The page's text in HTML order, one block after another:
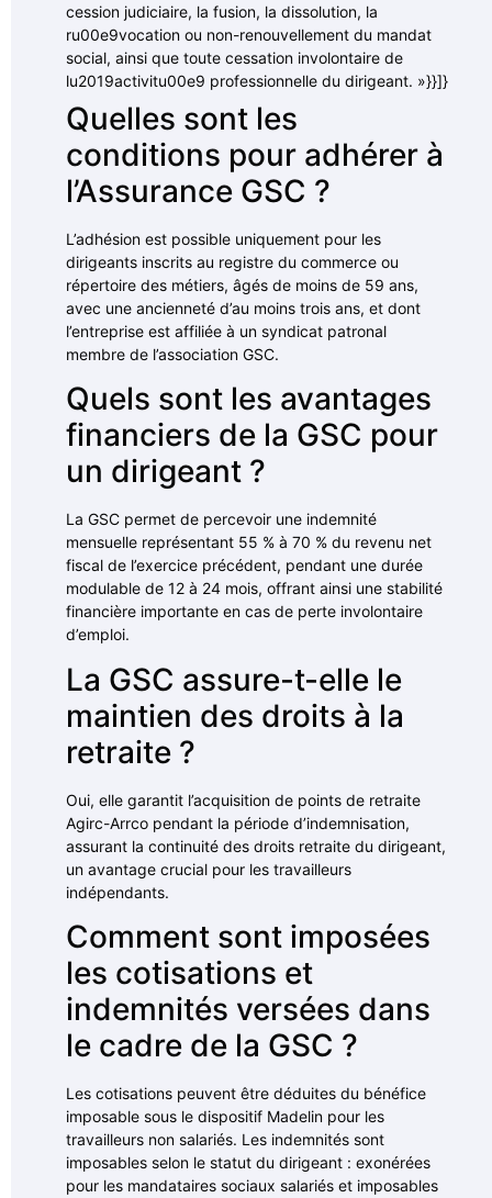
cession judiciaire, la fusion, la dissolution, la
ru00e9vocation ou non-renouvellement du mandat
social, ainsi que toute cessation involontaire de
lu2019activitu00e9 professionnelle du dirigeant. »}}]}
Quelles sont les
conditions pour adhérer à
l’Assurance GSC ?
L’adhésion est possible uniquement pour les
dirigeants inscrits au registre du commerce ou
répertoire des métiers, âgés de moins de 59 ans,
avec une ancienneté d’au moins trois ans, et dont
l’entreprise est affiliée à un syndicat patronal
membre de l’association GSC.
Quels sont les avantages
financiers de la GSC pour
un dirigeant ?
La GSC permet de percevoir une indemnité
mensuelle représentant 55 % à 70 % du revenu net
fiscal de l’exercice précédent, pendant une durée
modulable de 12 à 24 mois, offrant ainsi une stabilité
financière importante en cas de perte involontaire
d’emploi.
La GSC assure-t-elle le
maintien des droits à la
retraite ?
Oui, elle garantit l’acquisition de points de retraite
Agirc-Arrco pendant la période d’indemnisation,
assurant la continuité des droits retraite du dirigeant,
un avantage crucial pour les travailleurs
indépendants.
Comment sont imposées
les cotisations et
indemnités versées dans
le cadre de la GSC ?
Les cotisations peuvent être déduites du bénéfice
imposable sous le dispositif Madelin pour les
travailleurs non salariés. Les indemnités sont
imposables selon le statut du dirigeant : exonérées
pour les mandataires sociaux salariés et imposables